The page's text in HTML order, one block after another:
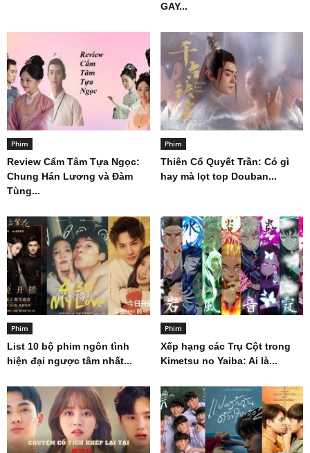
GAY...
Phim
Review Cẩm Tâm Tựa Ngọc:
Chung Hán Lương và Đàm
Tùng...
Phim
Thiên Cổ Quyết Trần: Có gì
hay mà lọt top Douban...
Phim
List 10 bộ phim ngôn tình
hiện đại ngược tâm nhất...
Phim
Xếp hạng các Trụ Cột trong
Kimetsu no Yaiba: Ai là...